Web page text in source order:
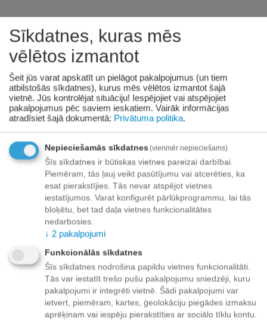
Barry King Ķemme pret blusām
dzīvniekiem, divpusēja, balta
Pieejamība: 2 gab. piegādātāju noliktavā
€127
(Ieskaitot PVN)
Prece pieejama: 06/08/2026
+ Grozā
Pievienot vēlmju sarakstam
Piegāde
Preču izsniegšanas punktos - bezmaksas!
Līdz dzīvokļa durvīm no 35.00 eur bezmaksas!
Līdz 34.99 EUR piegādes maksa:
Sīkdatnes, kuras mēs
vēlētos izmantot
Šeit jūs varat apskatīt un pielāgot pakalpojumus (un tiem
atbilstošās sīkdatnes), kurus mēs vēlētos izmantot šajā
vietnē. Jūs kontrolējat situāciju! Iespējojiet vai atspējojiet
pakalpojumus pēc saviem ieskatiem. Vairāk informācijas
atradīsiet šajā dokumentā: Privātuma politika.
Nepieciešamās sīkdatnes (vienmēr nepieciešams)
Šīs sīkdatnes ir būtiskas vietnes pareizai darbībai.
Piemēram, tās ļauj veikt pasūtījumu vai atcerēties, ka
esat pierakstījies. Tās nevar atspējot vietnes
iestatījumos. Varat konfigurēt pārlūkprogrammu, lai tās
bloķētu, bet tad daļa vietnes funkcionalitātes
nedarbosies.
↓ 2 pakalpojumi
Funkcionālās sīkdatnes
Šīs sīkdatnes nodrošina papildu vietnes funkcionalitāti.
Tās var iestatīt trešo pušu pakalpojumu sniedzēji, kuru
pakalpojumi ir integrēti vietnē. Šādi pakalpojumi var
ietvert, piemēram, kartes, ģeolokāciju piegādes izmaksu
aprēķinam vai iespēju pierakstīties ar sociālo tīklu kontu.